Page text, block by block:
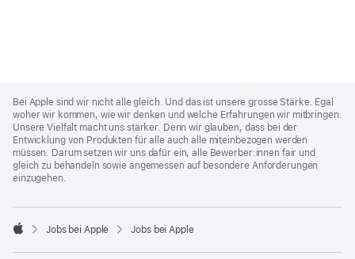
Footer
Bei Apple sind wir nicht alle gleich. Und das ist unsere grosse Stärke. Egal
woher wir kommen, wie wir denken und welche Erfahrungen wir mitbringen:
Unsere Vielfalt macht uns stärker. Denn wir glauben, dass bei der
Entwicklung von Produkten für alle auch alle miteinbezogen werden
müssen. Darum setzen wir uns dafür ein, alle Bewerber:innen fair und
gleich zu behandeln sowie angemessen auf besondere Anforderungen
einzugehen.

Jobs bei Apple Jobs bei Apple